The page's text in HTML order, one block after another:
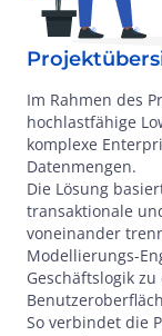
Im Rahmen des
hochlastfähige
komplexe
Datenmengen.
Die Lösung
transaktionale
voneinander
Modellierungs-
Geschäftslogik
So verbindet die